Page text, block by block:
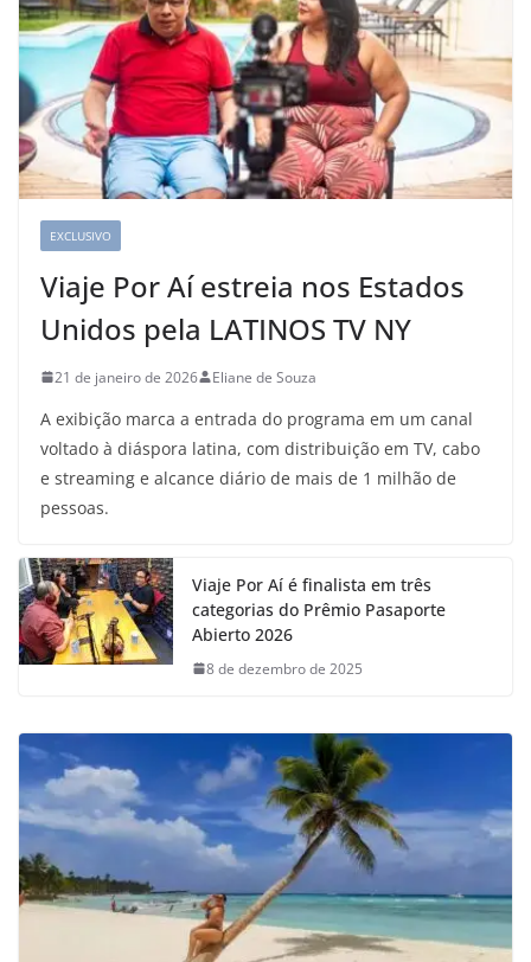
EXCLUSIVO
Viaje Por Aí estreia nos Estados
Unidos pela LATINOS TV NY
21 de janeiro de 2026 Eliane de Souza
A exibição marca a entrada do programa em um canal
voltado à diáspora latina, com distribuição em TV, cabo
e streaming e alcance diário de mais de 1 milhão de
pessoas.
Viaje Por Aí é finalista em três
categorias do Prêmio Pasaporte
Abierto 2026
8 de dezembro de 2025